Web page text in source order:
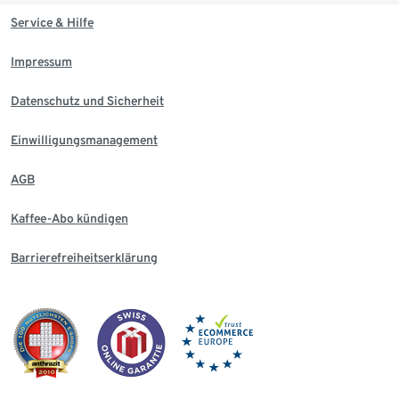
Service & Hilfe
Impressum
Datenschutz und Sicherheit
Einwilligungsmanagement
AGB
Kaffee-Abo kündigen
Barrierefreiheitserklärung